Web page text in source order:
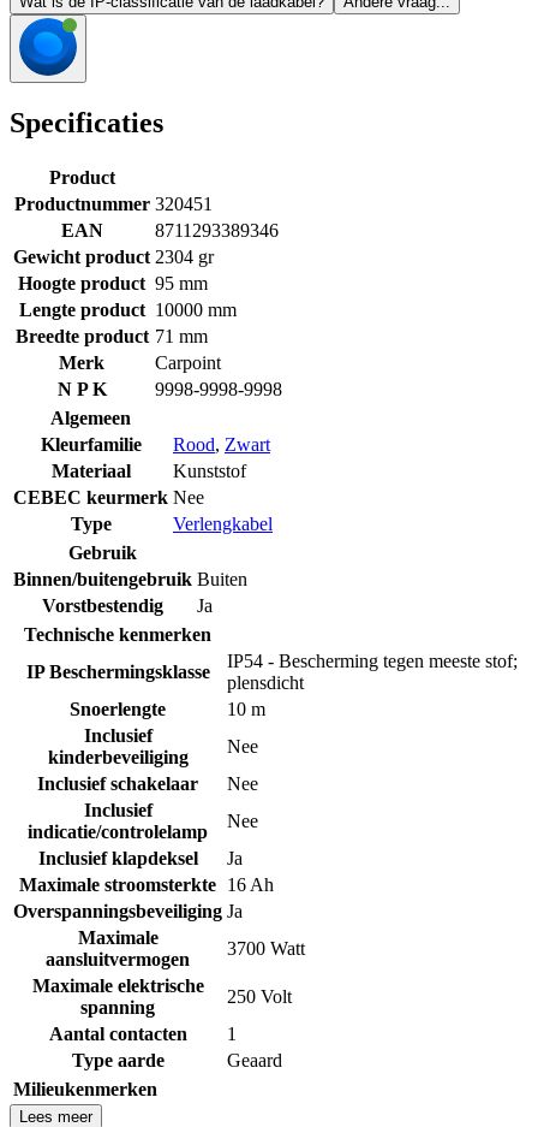
Specificaties
Product
Productnummer 320451
EAN
8711293389346
Gewicht product 2304 gr
Hoogte product 95 mm
Lengte product 10000 mm
Breedte product 71 mm
Merk
Carpoint
N P K
9998-9998-9998
Algemeen
Kleurfamilie
Rood, Zwart
Materiaal
Kunststof
CEBEC keurmerk Nee
Type
Verlengkabel
Gebruik
Binnen/buitengebruik Buiten
Vorstbestendig
Ja
Technische kenmerken
IP Beschermingsklasse
IP54 - Bescherming tegen meeste stof;
plensdicht
Snoerlengte
10 m
Inclusief
kinderbeveiliging
Nee
Inclusief schakelaar
Nee
Inclusief
indicatie/controlelamp
Nee
Inclusief klapdeksel
Ja
Maximale stroomsterkte 16 Ah
Overspanningsbeveiliging Ja
Maximale
aansluitvermogen
3700 Watt
Maximale elektrische
spanning
250 Volt
Aantal contacten
1
Type aarde
Geaard
Milieukenmerken
Lees meer